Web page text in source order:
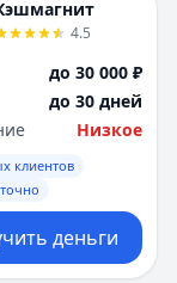
4.5
до 30 000 ₽
до 30 дней
Низкое
клиентов
деньги